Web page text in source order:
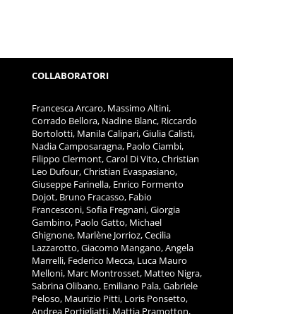
COLLABORATORI
Francesca Arcaro, Massimo Altini,
Corrado Bellora, Nadine Blanc, Riccardo
Bortolotti, Manila Calipari, Giulia Calisti,
Nadia Camposaragna, Paolo Ciambi,
Filippo Clermont, Carol Di Vito, Christian
Leo Dufour, Christian Evaspasiano,
Giuseppe Farinella, Enrico Formento
Dojot, Bruno Fracasso, Fabio
Francesconi, Sofia Fregnani, Giorgia
Gambino, Paolo Gatto, Michael
Ghignone, Marlène Jorrioz, Cecilia
Lazzarotto, Giacomo Mangano, Angela
Marrelli, Federico Mecca, Luca Mauro
Melloni, Marc Montrosset, Matteo Nigra,
Sabrina Olibano, Emiliano Pala, Gabriele
Peloso, Maurizio Pitti, Loris Ponsetto,
Andrea Portigliatti, Mattia Pramotton,